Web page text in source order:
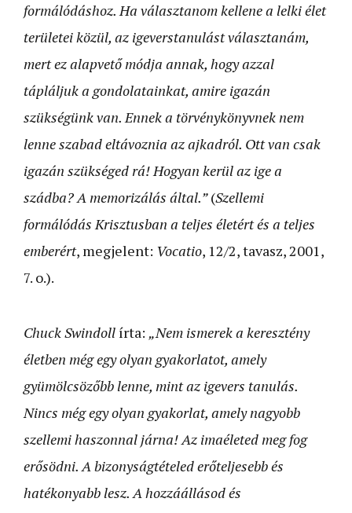
formálódáshoz. Ha választanom kellene a lelki élet
területei közül, az igeverstanulást választanám,
mert ez alapvető módja annak, hogy azzal
tápláljuk a gondolatainkat, amire igazán
szükségünk van. Ennek a törvénykönyvnek nem
lenne szabad eltávoznia az ajkadról. Ott van csak
igazán szükséged rá! Hogyan kerül az ige a
szádba? A memorizálás által.”(Szellemi
formálódás Krisztusban a teljes életért és a teljes
emberért, megjelent: Vocatio, 12/2, tavasz, 2001,
7. o.).
Chuck Swindoll írta: „Nem ismerek a keresztény
életben még egy olyan gyakorlatot, amely
gyümölcsözőbb lenne, mint az igevers tanulás.
Nincs még egy olyan gyakorlat, amely nagyobb
szellemi haszonnal járna! Az imaéleted meg fog
erősödni. A bizonyságtételed erőteljesebb és
hatékonyabb lesz. A hozzáállásod és